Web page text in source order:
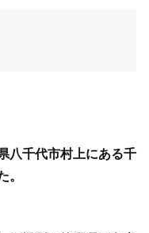
八千代市村上にある千
。